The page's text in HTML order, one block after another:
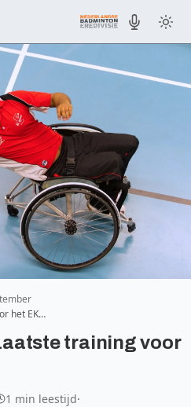
het EK…
training voor
1 min leestijd·